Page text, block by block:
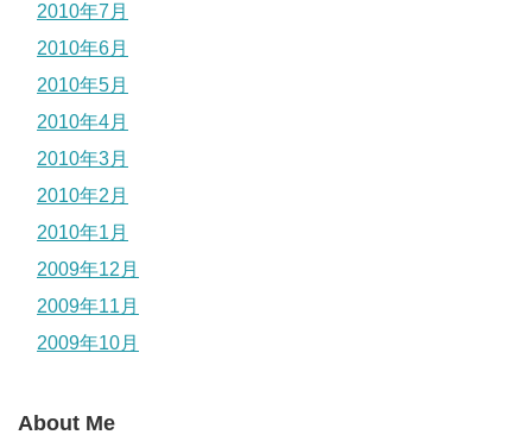
2010年7月
2010年6月
2010年5月
2010年4月
2010年3月
2010年2月
2010年1月
2009年12月
2009年11月
2009年10月
About Me